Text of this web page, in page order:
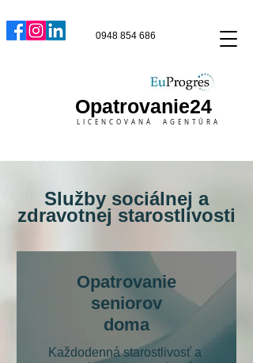
Opatrovanie24
LICENCOVANÁ AGENTÚRA
0948 854 686
Služby sociálnej a
zdravotnej starostlivosti
Opatrovanie
seniorov
doma
Každodenná starostlivosť a